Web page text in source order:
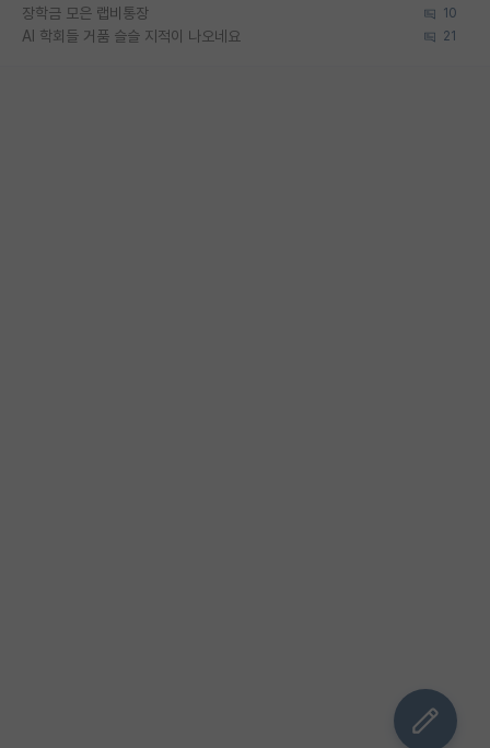
장학금 모은 랩비통장 10
AI 학회들 거품 슬슬 지적이 나오네요 21